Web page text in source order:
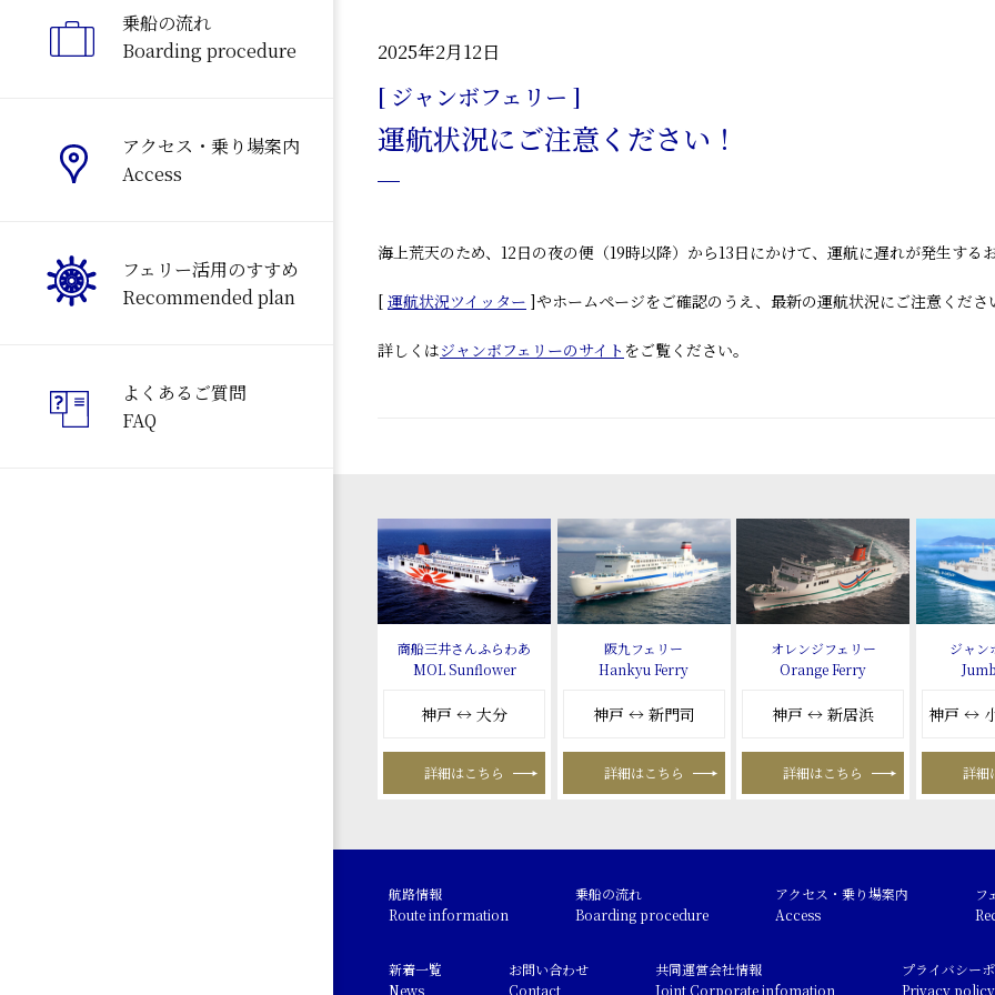
乗船の流れ
Boarding procedure
アクセス・乗り場案内
Access
フェリー活用のすすめ
Recommended plan
よくあるご質問
FAQ
2025年2月12日
[ ジャンボフェリー ]
運航状況にご注意ください！
海上荒天のため、 12日の夜の便（19時以降）から13日にかけて、運航に遅れが発生する
[ 運航状況ツイッター ]やホームページをご確認のうえ、最新の運航状況にご注意くださ
詳しくはジャンボフェリーのサイト をご覧ください。
商船三井さんふらわあ
MOL Sunflower
神戸 ↔ 大分
詳細はこちら
阪九フェリー
Hankyu Ferry
神戸 ↔ 新門司
詳細はこちら
オレンジフェリー
Orange Ferry
神戸 ↔ 新居浜
詳細はこちら
ジャン
神戸 ↔
詳細
航路情報
Route information
乗船の流れ
Boarding procedure
アクセス・乗り場案内
Access
フ
新着一覧
News
お問い合わせ
Contact
共同運営会社情報
Joint Corporate infomation
プライバシー
Privacy policy